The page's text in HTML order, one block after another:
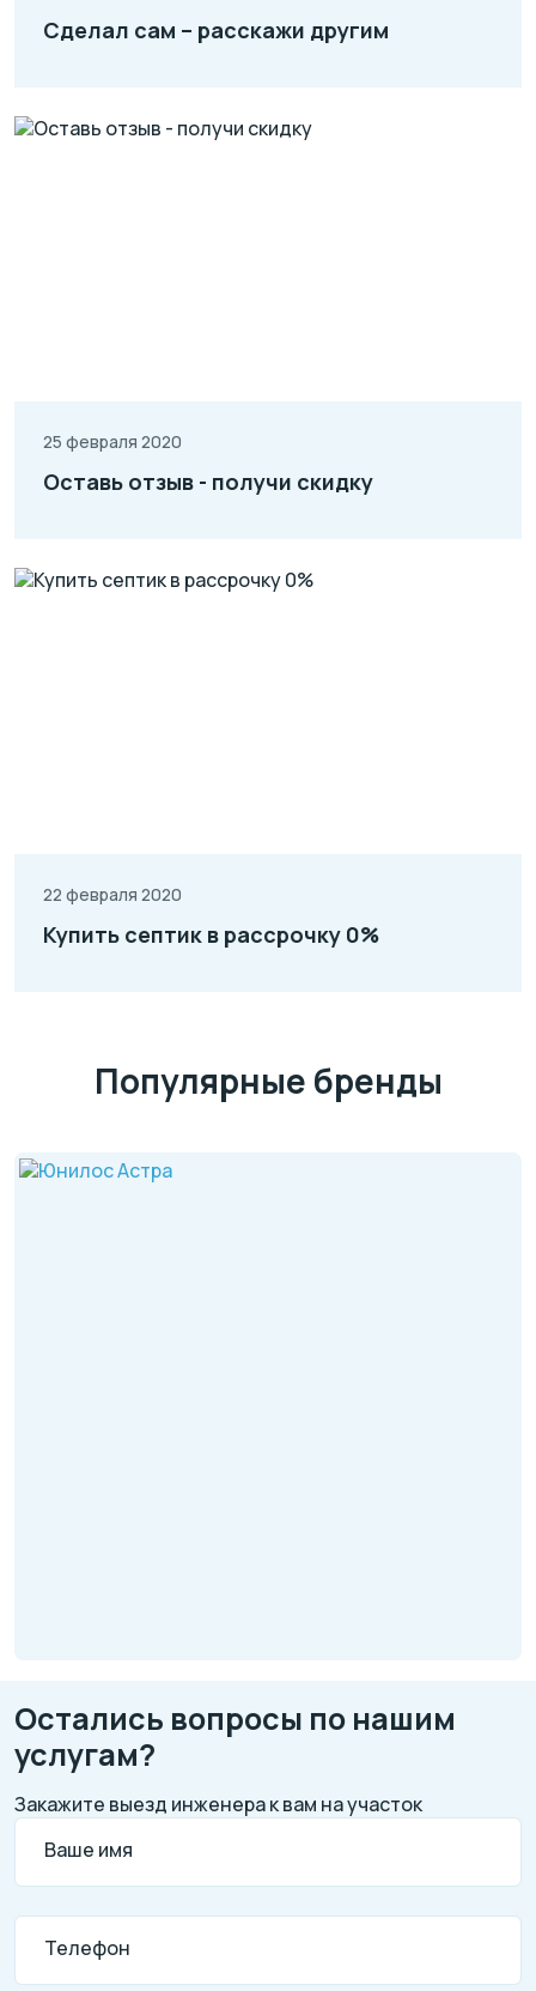
Сделал сам – расскажи другим
25 февраля 2020
Оставь отзыв - получи скидку
22 февраля 2020
Купить септик в рассрочку 0%
Популярные бренды
Остались вопросы по нашим
услугам?
Закажите выезд инженера к вам на участок
Ваше имя
Телефон